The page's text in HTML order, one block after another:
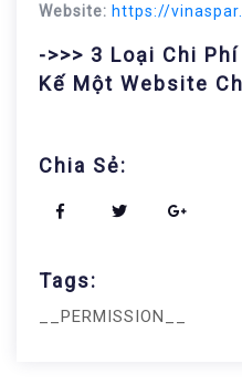
Website: https://
->>> 3 Loại Chi
Kế Một Website
Chia Sẻ:
Tags:
__PERMISSION__